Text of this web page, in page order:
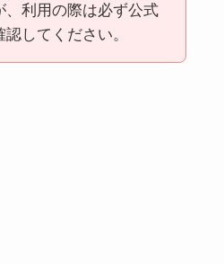
、利用の際は必ず公式
してください。